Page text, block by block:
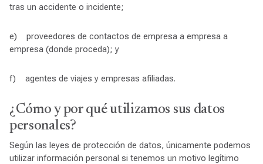
tras un accidente o incidente;
e) proveedores de contactos de empresa a empresa a
empresa (donde proceda); y
f) agentes de viajes y empresas afiliadas.
¿Cómo y por qué utilizamos sus datos
personales?
Según las leyes de protección de datos, únicamente podemos
utilizar información personal si tenemos un motivo legítimo